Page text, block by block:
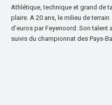
Athlétique, technique et grand de
plaire. A 20 ans, le milieu de
d’euros par Feyenoord. Son talent
suivis du championnat des Pays-